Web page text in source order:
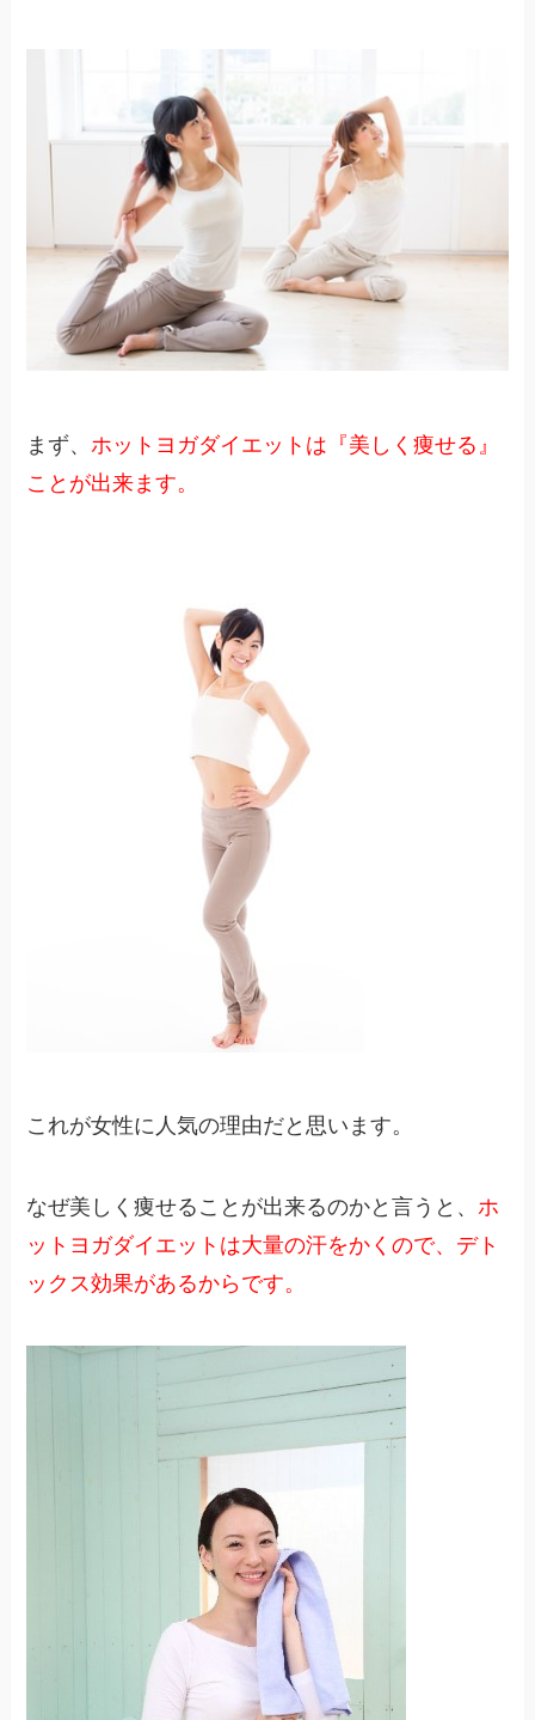
まず、 ホットヨガダイエットは『美しく痩せる』
ことが出来ます。
これが女性に人気の理由だと思います。
なぜ美しく痩せることが出来るのかと言うと、ホ
ットヨガダイエットは大量の汗をかくので、デト
ックス効果があるからです。